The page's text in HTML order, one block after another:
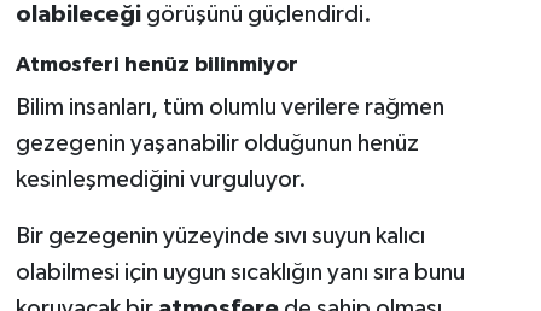
olabileceğigörüşünü güçlendirdi.
Atmosferi henüz bilinmiyor
Bilim insanları, tüm olumlu verilere rağmen
gezegenin yaşanabilir olduğunun henüz
kesinleşmediğini vurguluyor.
Bir gezegenin yüzeyinde sıvı suyun kalıcı
olabilmesi için uygun sıcaklığın yanı sıra bunu